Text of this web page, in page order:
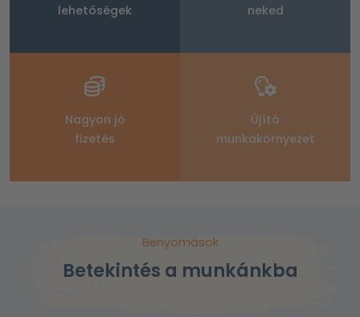
lehetőségek
neked
Nagyon jó
fizetés
Újító
munkakörnyezet
Benyomások
Betekintés a munkánkba